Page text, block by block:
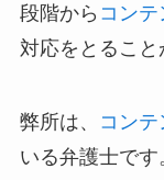
段階から コンテ
対応をとること
弊所は、 コンテ
いる弁護士です